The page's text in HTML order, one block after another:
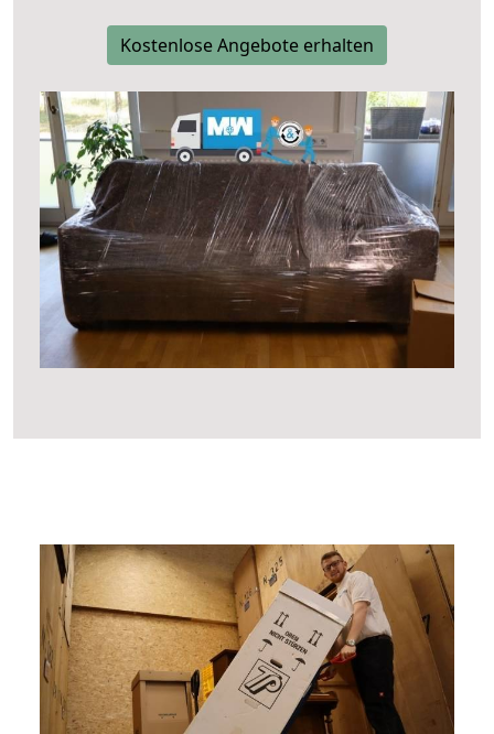
Kostenlose Angebote erhalten